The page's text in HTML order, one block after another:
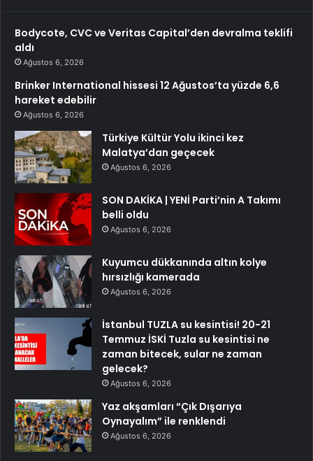
Bodycote, CVC ve Veritas Capital’den devralma teklifi
aldı
Ağustos 6, 2026
Brinker International hissesi 12 Ağustos’ta yüzde 6,6
hareket edebilir
Ağustos 6, 2026
Türkiye Kültür Yolu ikinci kez
Malatya’dan geçecek
Ağustos 6, 2026
SON DAKİKA | YENİ Parti’nin A Takımı
belli oldu
Ağustos 6, 2026
Kuyumcu dükkanında altın kolye
hırsızlığı kamerada
Ağustos 6, 2026
İstanbul TUZLA su kesintisi! 20-21
Temmuz İSKİ Tuzla su kesintisi ne
zaman bitecek, sular ne zaman
gelecek?
Ağustos 6, 2026
Yaz akşamları “Çık Dışarıya
Oynayalım” ile renklendi
Ağustos 6, 2026